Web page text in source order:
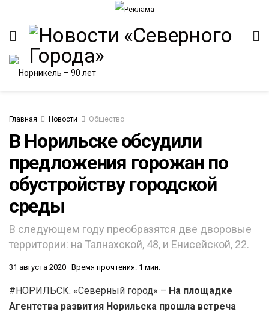
Главная Новости Общество
В Норильске обсудили
предложения горожан по
обустройству городской
среды
В следующем году преобразятся две дворовые
территории: на Талнахской, 48, и Енисейской, 22.
31 августа 2020 Время прочтения: 1 мин.
#НОРИЛЬСК. «Северный город» – На площадке
Агентства развития Норильска прошла встреча